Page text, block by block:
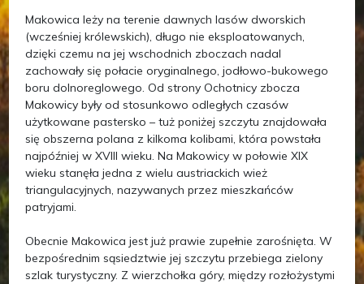
Makowica leży na terenie dawnych lasów dworskich
(wcześniej królewskich), długo nie eksploatowanych,
dzięki czemu na jej wschodnich zboczach nadal
zachowały się połacie oryginalnego, jodłowo-bukowego
boru dolnoreglowego. Od strony Ochotnicy zbocza
Makowicy były od stosunkowo odległych czasów
użytkowane pastersko – tuż poniżej szczytu znajdowała
się obszerna polana z kilkoma kolibami, która powstała
najpóźniej w XVIII wieku. Na Makowicy w połowie XIX
wieku stanęła jedna z wielu austriackich wież
triangulacyjnych, nazywanych przez mieszkańców
patryjami.
Obecnie Makowica jest już prawie zupełnie zarośnięta. W
bezpośrednim sąsiedztwie jej szczytu przebiega zielony
szlak turystyczny. Z wierzchołka góry, między rozłożystymi